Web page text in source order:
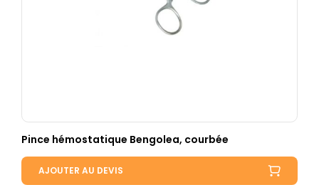
Pince hémostatique Bengolea, courbée
AJOUTER AU DEVIS